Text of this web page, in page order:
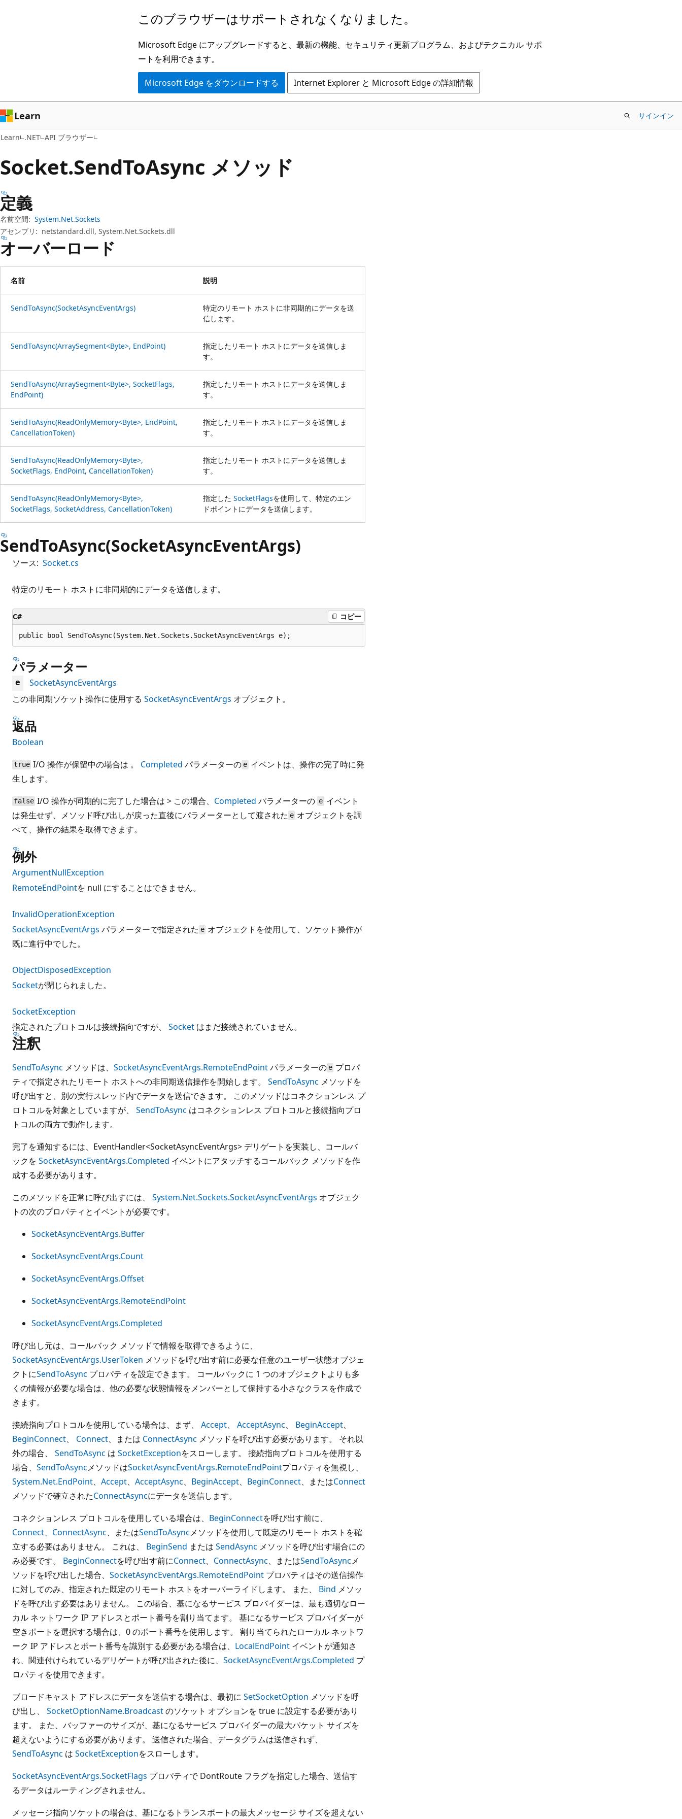
ン
ツ
に
ス
ッ
ゲ
ー
シ
ョ
に
キ
ッ
プ
このブラウザーはサポートされなくなりました。
Microsoft Edge にアップグレードすると、最新の機能、セキュリティ更新プログラム、およびテクニカル サポ
ートを利用できます。
Microsoft Edge をダウンロードする Internet Explorer と Microsoft Edge の詳細情報
Learn サインイン
Learn .NET API ブラウザー
Socket.SendToAsync メソッド
定義
名前空間: System.Net.Sockets
アセンブリ: netstandard.dll, System.Net.Sockets.dll
オーバーロード
名前 説明
SendToAsync(SocketAsyncEventArgs)
特定のリモート ホストに非同期的にデータを送
信します。
SendToAsync(ArraySegment<Byte>, EndPoint)
指定したリモート ホストにデータを送信しま
す。
SendToAsync(ArraySegment<Byte>, SocketFlags,
EndPoint)
指定したリモート ホストにデータを送信しま
す。
SendToAsync(ReadOnlyMemory<Byte>, EndPoint,
CancellationToken)
指定したリモート ホストにデータを送信しま
す。
SendToAsync(ReadOnlyMemory<Byte>,
SocketFlags, EndPoint, CancellationToken)
指定したリモート ホストにデータを送信しま
す。
SendToAsync(ReadOnlyMemory<Byte>,
SocketFlags, SocketAddress, CancellationToken)
指定した SocketFlagsを使用して、特定のエン
ドポイントにデータを送信します。
SendToAsync(SocketAsyncEventArgs)
ソース: Socket.cs
特定のリモート ホストに非同期的にデータを送信します。
C# コピー
public bool SendToAsync(System.Net.Sockets.SocketAsyncEventArgs e);
パラメーター
e
SocketAsyncEventArgs
この非同期ソケット操作に使用する SocketAsyncEventArgs オブジェクト。
返品
Boolean
true I/O 操作が保留中の場合は 。 Completed パラメーターの eイベントは、操作の完了時に発
生します。
false I/O 操作が同期的に完了した場合は > この場合、 Completed パラメーターの eイベント
は発生せず、メソッド呼び出しが戻った直後にパラメーターとして渡された e オブジェクトを調
べて、操作の結果を取得できます。
例外
ArgumentNullException
RemoteEndPointを null にすることはできません。
InvalidOperationException
SocketAsyncEventArgs パラメーターで指定された e オブジェクトを使用して、ソケット操作が
既に進行中でした。
ObjectDisposedException
Socketが閉じられました。
SocketException
指定されたプロトコルは接続指向ですが、 Socket はまだ接続されていません。
注釈
SendToAsync メソッドは、 SocketAsyncEventArgs.RemoteEndPointパラメーターの e プロパ
ティで指定されたリモート ホストへの非同期送信操作を開始します。 SendToAsync メソッドを
呼び出すと、別の実行スレッド内でデータを送信できます。 このメソッドはコネクションレス プ
ロトコルを対象としていますが、 SendToAsync はコネクションレス プロトコルと接続指向プロ
トコルの両方で動作します。
完了を通知するには、EventHandler<SocketAsyncEventArgs> デリゲートを実装し、コールバ
ックを SocketAsyncEventArgs.Completed イベントにアタッチするコールバック メソッドを作
成する必要があります。
このメソッドを正常に呼び出すには、 System.Net.Sockets.SocketAsyncEventArgs オブジェク
トの次のプロパティとイベントが必要です。
SocketAsyncEventArgs.Buffer
SocketAsyncEventArgs.Count
SocketAsyncEventArgs.Offset
SocketAsyncEventArgs.RemoteEndPoint
SocketAsyncEventArgs.Completed
呼び出し元は、コールバック メソッドで情報を取得できるように、
SocketAsyncEventArgs.UserToken メソッドを呼び出す前に必要な任意のユーザー状態オブジェ
クトにSendToAsync プロパティを設定できます。 コールバックに 1 つのオブジェクトよりも多
くの情報が必要な場合は、他の必要な状態情報をメンバーとして保持する小さなクラスを作成で
きます。
接続指向プロトコルを使用している場合は、まず、 Accept、 AcceptAsync、 BeginAccept、
BeginConnect、 Connect、または ConnectAsync メソッドを呼び出す必要があります。 それ以
外の場合、 SendToAsync は SocketExceptionをスローします。 接続指向プロトコルを使用する
場合、 SendToAsyncメソッドはSocketAsyncEventArgs.RemoteEndPointプロパティを無視し、
System.Net.EndPoint、 Accept、 AcceptAsync、 BeginAccept、 BeginConnect、またはConnect
メソッドで確立されたConnectAsyncにデータを送信します。
コネクションレス プロトコルを使用している場合は、 BeginConnectを呼び出す前に、
Connect、 ConnectAsync、またはSendToAsyncメソッドを使用して既定のリモート ホストを確
立する必要はありません。 これは、 BeginSend または SendAsync メソッドを呼び出す場合にの
み必要です。 BeginConnectを呼び出す前にConnect、 ConnectAsync、またはSendToAsyncメ
ソッドを呼び出した場合、 SocketAsyncEventArgs.RemoteEndPoint プロパティはその送信操作
に対してのみ、指定された既定のリモート ホストをオーバーライドします。 また、 Bind メソッ
ドを呼び出す必要はありません。 この場合、基になるサービス プロバイダーは、最も適切なロー
カル ネットワーク IP アドレスとポート番号を割り当てます。 基になるサービス プロバイダーが
空きポートを選択する場合は、0 のポート番号を使用します。 割り当てられたローカル ネットワ
ーク IP アドレスとポート番号を識別する必要がある場合は、 LocalEndPoint イベントが通知さ
れ、関連付けられているデリゲートが呼び出された後に、 SocketAsyncEventArgs.Completed プ
ロパティを使用できます。
ブロードキャスト アドレスにデータを送信する場合は、最初に SetSocketOption メソッドを呼
び出し、 SocketOptionName.Broadcastのソケット オプションを true に設定する必要があり
ます。 また、バッファーのサイズが、基になるサービス プロバイダーの最大パケット サイズを
超えないようにする必要があります。 送信された場合、データグラムは送信されず、
SendToAsync は SocketExceptionをスローします。
SocketAsyncEventArgs.SocketFlags プロパティで DontRoute フラグを指定した場合、送信す
るデータはルーティングされません。
メッセージ指向ソケットの場合は、基になるトランスポートの最大メッセージ サイズを超えない